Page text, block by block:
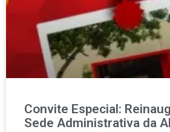
Convite Especial:
Sede Administrativa da